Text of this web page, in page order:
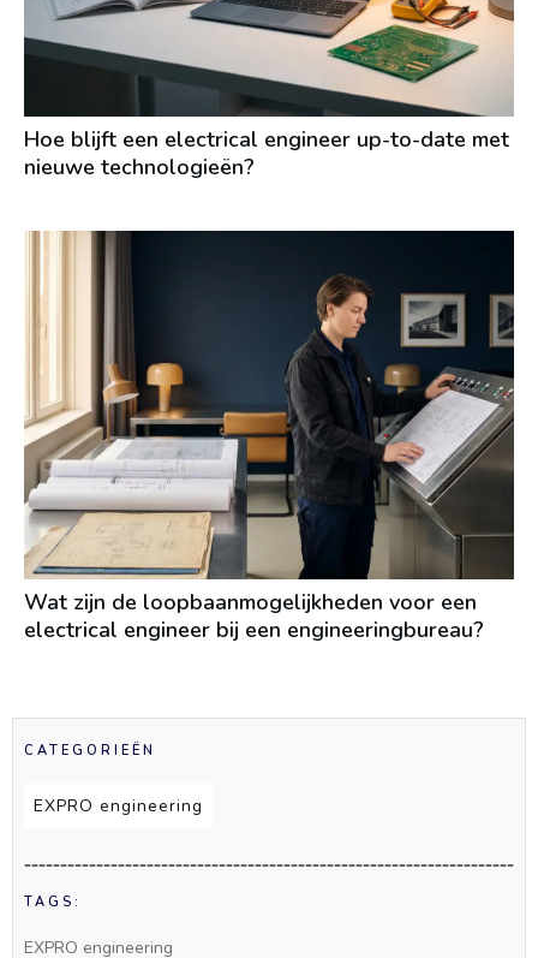
Hoe blijft een electrical engineer up-to-date met
nieuwe technologieën?
Wat zijn de loopbaanmogelijkheden voor een
electrical engineer bij een engineeringbureau?
CATEGORIEËN
EXPRO engineering
TAGS:
EXPRO engineering